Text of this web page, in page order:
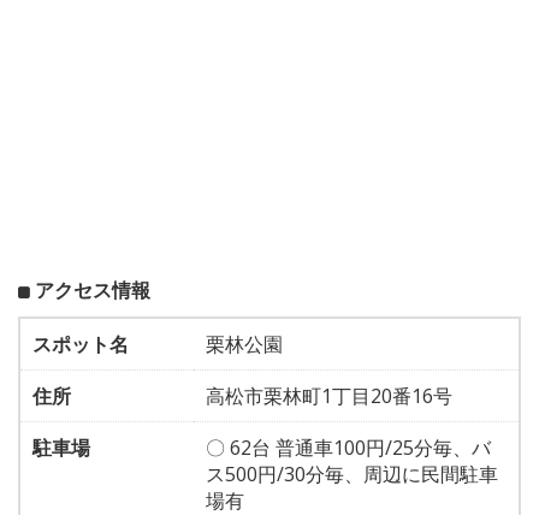
アクセス情報
スポット名
栗林公園
住所
高松市栗林町1丁目20番16号
駐車場
〇 62台 普通車100円/25分毎、バ
ス500円/30分毎、周辺に民間駐車
場有